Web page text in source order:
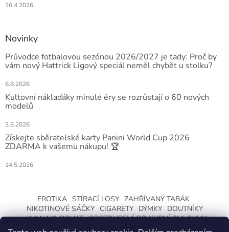
16.4.2026
Novinky
Průvodce fotbalovou sezónou 2026/2027 je tady: Proč by
vám nový Hattrick Ligový speciál neměl chybět u stolku?
6.8.2026
Kultovní náklaďáky minulé éry se rozrůstají o 60 nových
modelů
3.6.2026
Získejte sběratelské karty Panini World Cup 2026
ZDARMA k vašemu nákupu! 🏆
14.5.2026
EROTIKA STÍRACÍ LOSY ZAHŘÍVANÝ TABÁK
NIKOTINOVÉ SÁČKY CIGARETY DÝMKY
DOUTNÍKY
JAK NAKUPOVAT ODSTOUPENÍ OD KUPNÍ SMLOUVY